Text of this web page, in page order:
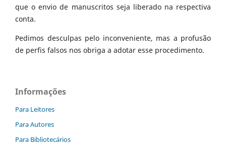
que o envio de manuscritos seja liberado na respectiva
conta.
Pedimos desculpas pelo inconveniente, mas a profusão
de perfis falsos nos obriga a adotar esse procedimento.
Informações
Para Leitores
Para Autores
Para Bibliotecários